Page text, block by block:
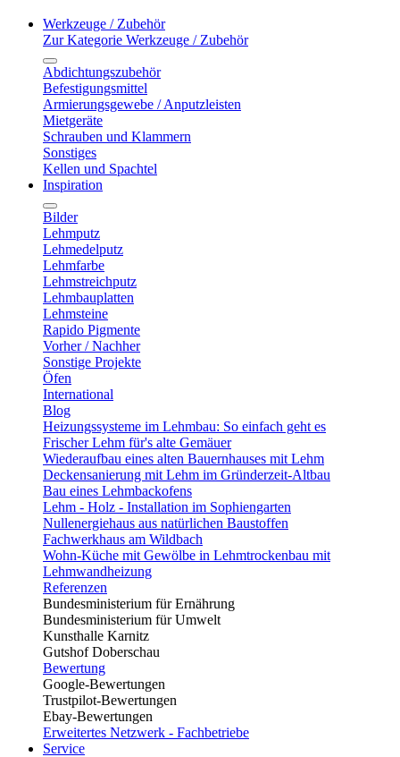
Werkzeuge / Zubehör
Zur Kategorie Werkzeuge / Zubehör
Abdichtungszubehör
Befestigungsmittel
Armierungsgewebe / Anputzleisten
Mietgeräte
Schrauben und Klammern
Sonstiges
Kellen und Spachtel
Inspiration
Bilder
Lehmputz
Lehmedelputz
Lehmfarbe
Lehmstreichputz
Lehmbauplatten
Lehmsteine
Rapido Pigmente
Vorher / Nachher
Sonstige Projekte
Öfen
International
Blog
Heizungssysteme im Lehmbau: So einfach geht es
Frischer Lehm für's alte Gemäuer
Wiederaufbau eines alten Bauernhauses mit Lehm
Deckensanierung mit Lehm im Gründerzeit-Altbau
Bau eines Lehmbackofens
Lehm - Holz - Installation im Sophiengarten
Nullenergiehaus aus natürlichen Baustoffen
Fachwerkhaus am Wildbach
Wohn-Küche mit Gewölbe in Lehmtrockenbau mit
Lehmwandheizung
Referenzen
Bundesministerium für Ernährung
Bundesministerium für Umwelt
Kunsthalle Karnitz
Gutshof Doberschau
Bewertung
Google-Bewertungen
Trustpilot-Bewertungen
Ebay-Bewertungen
Erweitertes Netzwerk - Fachbetriebe
Service